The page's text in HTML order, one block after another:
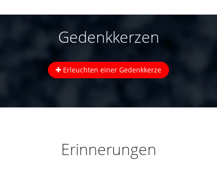
Gedenkkerzen
Erleuchten einer Gedenkkerze
Erinnerungen